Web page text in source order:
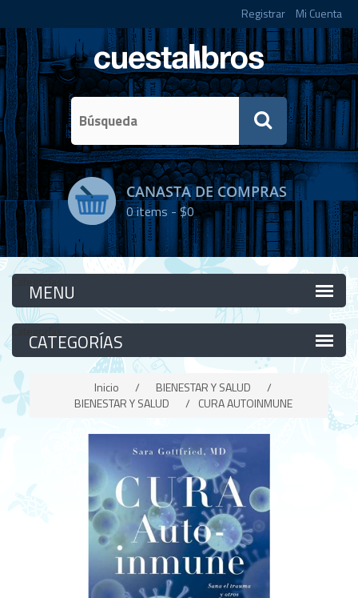
Registrar Mi Cuenta
CANASTA DE COMPRAS
0items -$0
Categorías
Categorías
Inicio / BIENESTAR Y SALUD
/
BIENESTAR Y SALUD
/ CURA AUTOINMUNE